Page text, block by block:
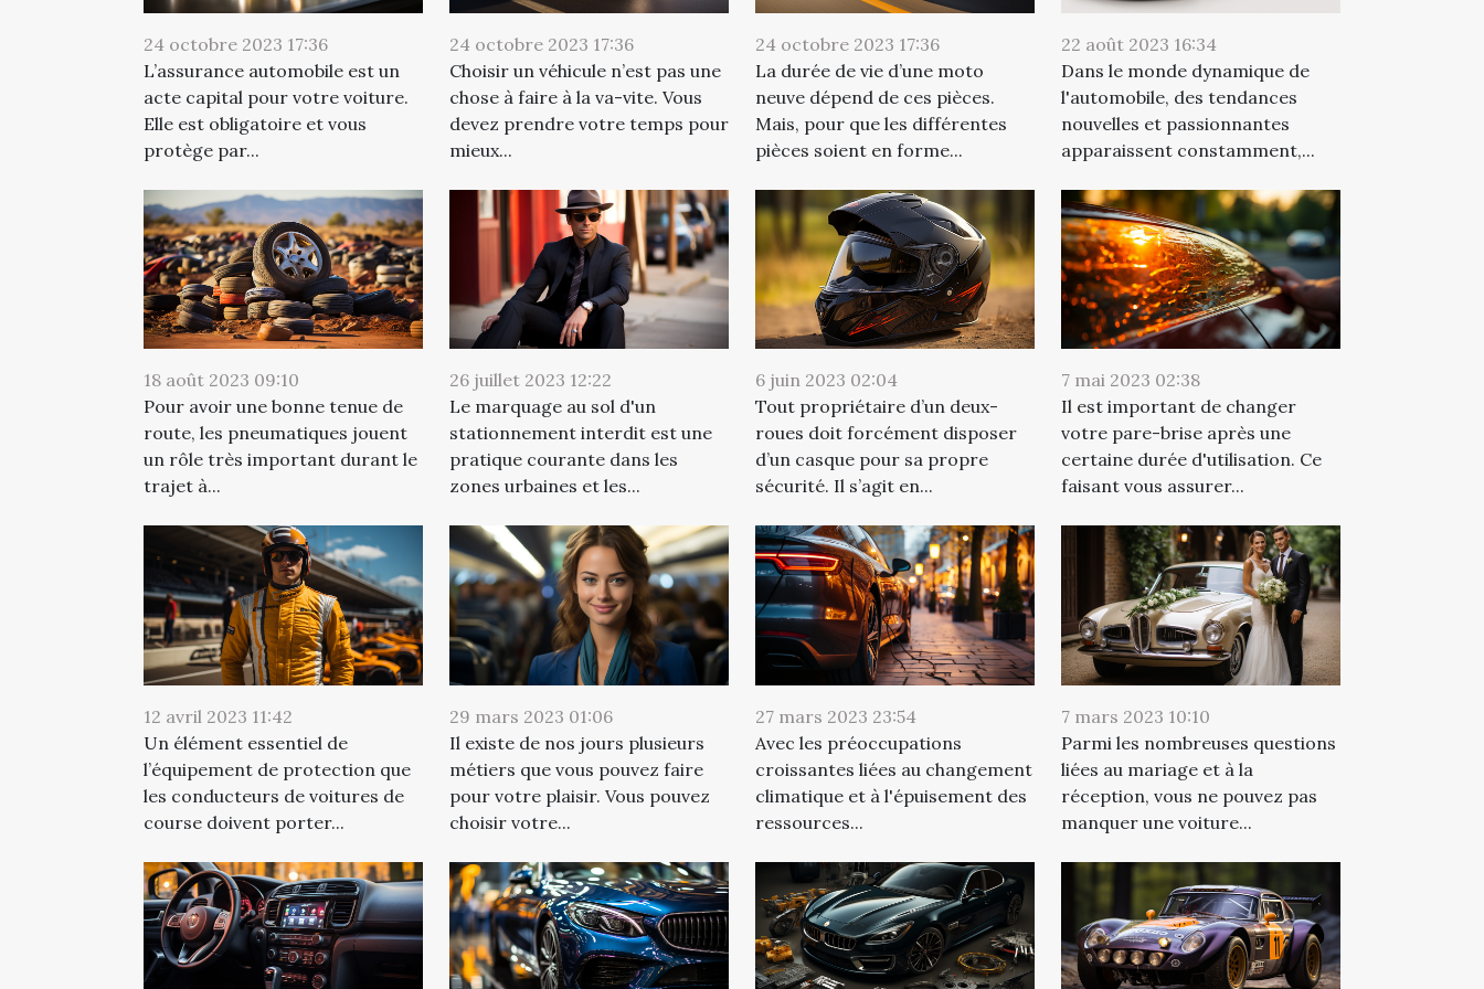
24 octobre 2023 17:36
L’assurance automobile est un
acte capital pour votre voiture.
Elle est obligatoire et vous
protège par...
24 octobre 2023 17:36
Choisir un véhicule n’est pas une
chose à faire à la va-vite. Vous
devez prendre votre temps pour
mieux...
24 octobre 2023 17:36
La durée de vie d’une moto
neuve dépend de ces pièces.
Mais, pour que les différentes
pièces soient en forme...
22 août 2023 16:34
Dans le monde dynamique de
l'automobile, des tendances
nouvelles et passionnantes
apparaissent constamment,...
18 août 2023 09:10
Pour avoir une bonne tenue de
route, les pneumatiques jouent
un rôle très important durant le
trajet à...
26 juillet 2023 12:22
Le marquage au sol d'un
stationnement interdit est une
pratique courante dans les
zones urbaines et les...
6 juin 2023 02:04
Tout propriétaire d’un deux-
roues doit forcément disposer
d’un casque pour sa propre
sécurité. Il s’agit en...
7 mai 2023 02:38
Il est important de changer
votre pare-brise après une
certaine durée d'utilisation. Ce
faisant vous assurer...
12 avril 2023 11:42
Un élément essentiel de
l’équipement de protection que
les conducteurs de voitures de
course doivent porter...
29 mars 2023 01:06
Il existe de nos jours plusieurs
métiers que vous pouvez faire
pour votre plaisir. Vous pouvez
choisir votre...
27 mars 2023 23:54
Avec les préoccupations
croissantes liées au changement
climatique et à l'épuisement des
ressources...
7 mars 2023 10:10
Parmi les nombreuses questions
liées au mariage et à la
réception, vous ne pouvez pas
manquer une voiture...